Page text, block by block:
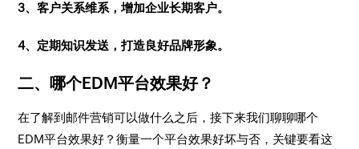
3、客户关系维系，增加企业长期客户。
4、定期知识发送，打造良好品牌形象。
二、哪个EDM平台效果好？
在了解到邮件营销可以做什么之后，接下来我们聊聊哪个
EDM平台效果好？衡量一个平台效果好坏与否，关键要看这